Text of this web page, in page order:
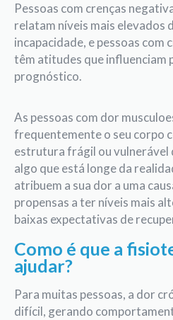
Pessoas com crenças
relatam níveis mais elevados
incapacidade, e pessoas com
têm atitudes que influenciam
prognóstico.
As pessoas com dor
frequentemente o seu corpo
estrutura frágil ou vulnerável
algo que está longe da
atribuem a sua dor a uma
propensas a ter níveis mais
baixas expectativas de
Como é que a
ajudar?
Para muitas pessoas, a dor
difícil, gerando